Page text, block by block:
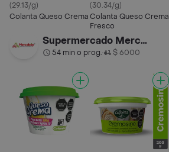
(29.13/g)
Colanta Queso Crema
(30.34/g)
Colanta Queso Crema
Fresco
Supermercado Mercaboy
54 min o prog.• $ 6000